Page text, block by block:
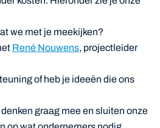
we met je meekijken?
René Nouwens, projectleider
of heb je ideeën die ons
graag mee en sluiten onze